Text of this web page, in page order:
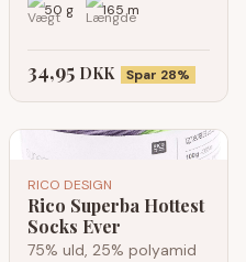
50 g
165 m
34,95 DKK Spar 28%
RICO DESIGN
Rico Superba Hottest
Socks Ever
75% uld, 25% polyamid